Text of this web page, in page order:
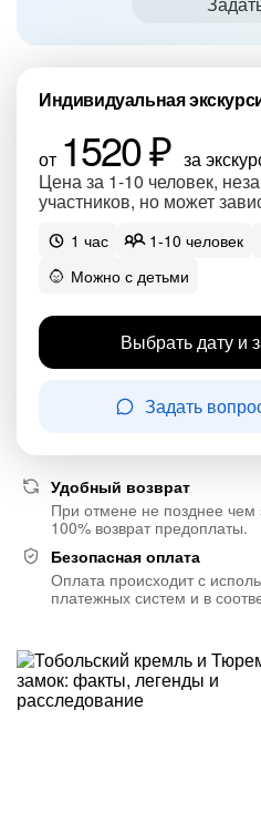
Индивидуальная
от 1520 ₽ за
Цена за 1-10 человек,
участников, но может
1 час 1-10 человек
Можно с детьми
Выбрать дату и
Задать
Удобный возврат
При отмене не позднее
100% возврат предоплаты.
Безопасная оплата
Оплата происходит с
платежных систем и в